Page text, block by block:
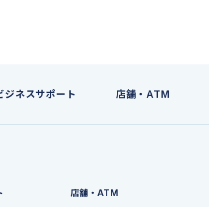
ジネスサポート 店舗・ATM
店舗・ATM